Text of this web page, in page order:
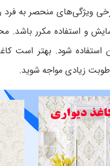
ویژگی‌های منحصر به فرد
و استفاده مکرر باشد.
استفاده شود. بهتر است
زیادی مواجه شوید.